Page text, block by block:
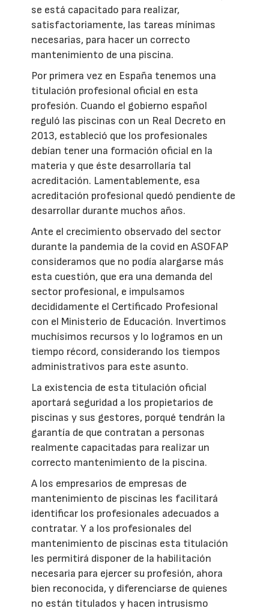
se está capacitado para realizar,
satisfactoriamente, las tareas mínimas
necesarias, para hacer un correcto
mantenimiento de una piscina.
Por primera vez en España tenemos una
titulación profesional oficial en esta
profesión. Cuando el gobierno español
reguló las piscinas con un Real Decreto en
2013, estableció que los profesionales
debían tener una formación oficial en la
materia y que éste desarrollaría tal
acreditación. Lamentablemente, esa
acreditación profesional quedó pendiente de
desarrollar durante muchos años.
Ante el crecimiento observado del sector
durante la pandemia de la covid en ASOFAP
consideramos que no podía alargarse más
esta cuestión, que era una demanda del
sector profesional, e impulsamos
decididamente el Certificado Profesional
con el Ministerio de Educación. Invertimos
muchísimos recursos y lo logramos en un
tiempo récord, considerando los tiempos
administrativos para este asunto.
La existencia de esta titulación oficial
aportará seguridad a los propietarios de
piscinas y sus gestores, porqué tendrán la
garantía de que contratan a personas
realmente capacitadas para realizar un
correcto mantenimiento de la piscina.
A los empresarios de empresas de
mantenimiento de piscinas les facilitará
identificar los profesionales adecuados a
contratar. Y a los profesionales del
mantenimiento de piscinas esta titulación
les permitirá disponer de la habilitación
necesaria para ejercer su profesión, ahora
bien reconocida, y diferenciarse de quienes
no están titulados y hacen intrusismo